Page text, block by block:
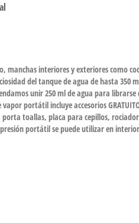
manchas interiores y exteriores como
del tanque de agua de hasta
unir 250 ml de agua para librarse
vapor portátil incluye accesorios
toallas, placa para cepillos,
portátil se puede utilizar en